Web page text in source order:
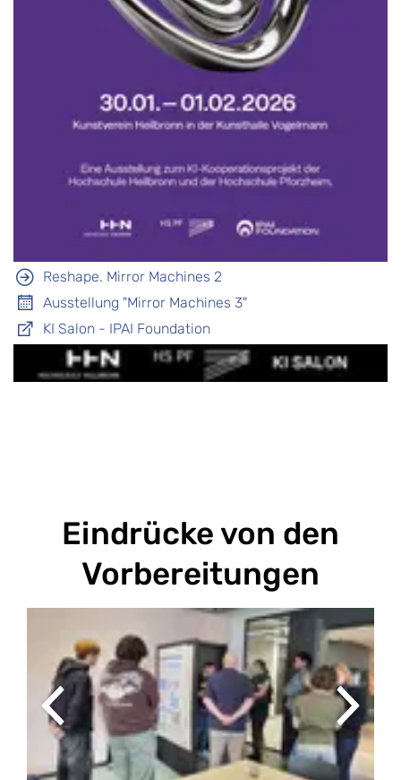
Reshape. Mirror Machines 2
Ausstellung "Mirror Machines 3"
KI Salon - IPAI Foundation
Eindrücke von den
Vorbereitungen
Previous Next